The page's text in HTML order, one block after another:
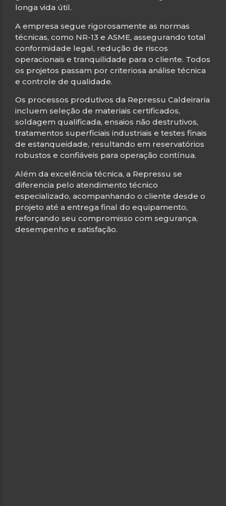
longa vida útil.
A empresa segue rigorosamente as normas
técnicas, como NR-13 e ASME, assegurando total
conformidade legal, redução de riscos
operacionais e tranquilidade para o cliente. Todos
os projetos passam por criteriosa análise técnica
e controle de qualidade.
Os processos produtivos da Repressu Caldeiraria
incluem seleção de materiais certificados,
soldagem qualificada, ensaios não destrutivos,
tratamentos superficiais industriais e testes finais
de estanqueidade, resultando em reservatórios
robustos e confiáveis para operação contínua.
Além da excelência técnica, a Repressu se
diferencia pelo atendimento técnico
especializado, acompanhando o cliente desde o
projeto até a entrega final do equipamento,
reforçando seu compromisso com segurança,
desempenho e satisfação.